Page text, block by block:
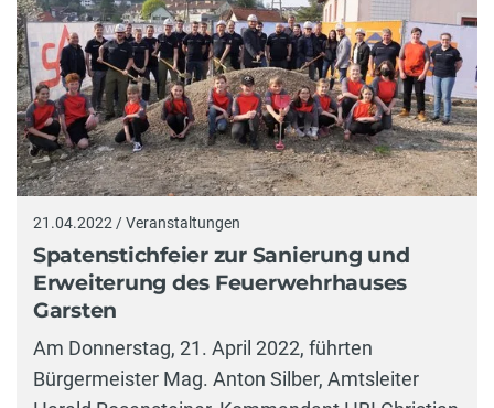
21.04.2022 / Veranstaltungen
Spatenstichfeier zur Sanierung und
Erweiterung des Feuerwehrhauses
Garsten
Am Donnerstag, 21. April 2022, führten
Bürgermeister Mag. Anton Silber, Amtsleiter